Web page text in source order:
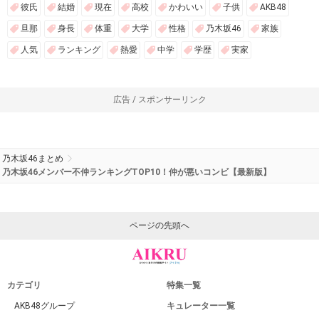
彼氏 結婚 現在 高校 かわいい 子供 AKB48
旦那 身長 体重 大学 性格 乃木坂46 家族
人気 ランキング 熱愛 中学 学歴 実家
広告 / スポンサーリンク
乃木坂46まとめ
乃木坂46メンバー不仲ランキングTOP10！仲が悪いコンビ【最新版】
ページの先頭へ
カテゴリ
AKB48グループ
特集一覧
キュレーター一覧